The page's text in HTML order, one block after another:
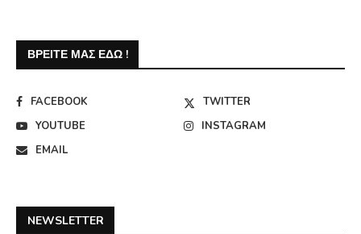
ΒΡΕΊΤΕ ΜΑΣ ΕΔΏ !
FACEBOOK
TWITTER
YOUTUBE
INSTAGRAM
EMAIL
NEWSLETTER